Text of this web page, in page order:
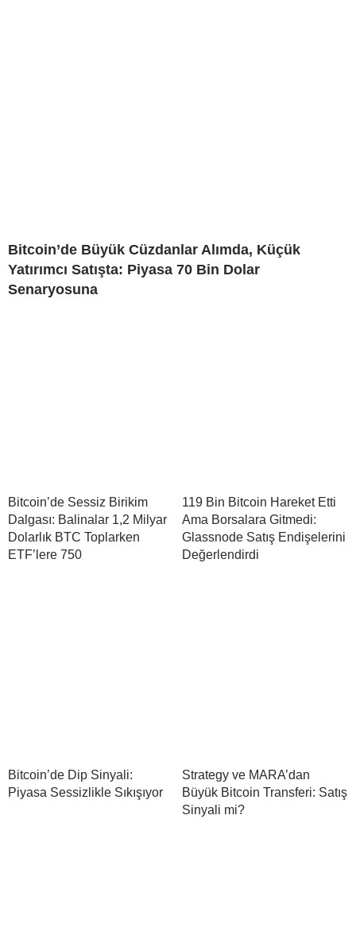
Bitcoin’de Büyük Cüzdanlar Alımda, Küçük
Yatırımcı Satışta: Piyasa 70 Bin Dolar
Senaryosuna
Bitcoin’de Sessiz Birikim
Dalgası: Balinalar 1,2 Milyar
Dolarlık BTC Toplarken
ETF’lere 750
119 Bin Bitcoin Hareket Etti
Ama Borsalara Gitmedi:
Glassnode Satış Endişelerini
Değerlendirdi
Bitcoin’de Dip Sinyali:
Piyasa Sessizlikle Sıkışıyor
Strategy ve MARA’dan
Büyük Bitcoin Transferi: Satış
Sinyali mi?